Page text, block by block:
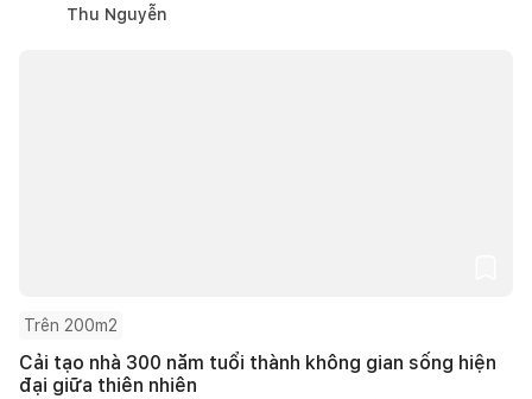
Thu Nguyễn
Trên 200m2
Cải tạo nhà 300 năm tuổi thành không gian sống hiện
đại giữa thiên nhiên